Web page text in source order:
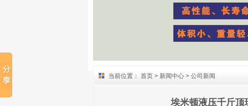
当前位置： 首页 > 新闻中心 > 公司新闻
埃米顿液压千斤顶